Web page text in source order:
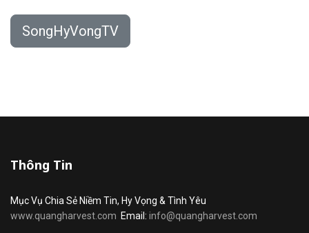
SongHyVongTV
Thông Tin
Mục Vụ Chia Sẻ Niềm Tin, Hy Vọng & Tình Yêu
www.quangharvest.com Email: info@quangharvest.com